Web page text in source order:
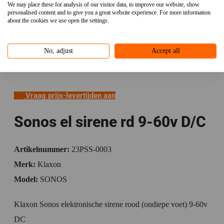
We may place these for analysis of our visitor data, to improve our website, show
personalised content and to give you a great website experience. For more information
about the cookies we use open the settings.
No, adjust Accept all
Vraag prijs-levertijden aan
Sonos el sirene rd 9-60v D/C
Artikelnummer: 23PSS-0003
Merk: Klaxon
Model: SONOS
Klaxon Sonos elektronische sirene rood (ondiepe voet) 9-60v
DC